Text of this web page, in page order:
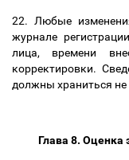
22. Любые
журнале
лица, времени
корректировки.
должны храниться не
Глава 8. Оценка